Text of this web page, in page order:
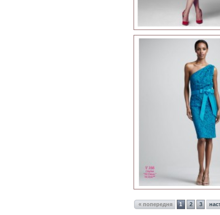
« попередня 1 2 3